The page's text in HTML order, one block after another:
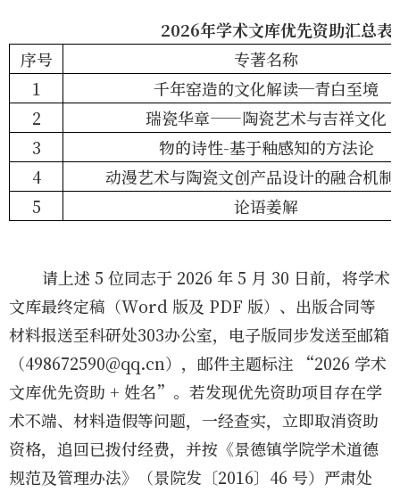
2026年学术文库优先资助汇总表
序号
专著名称
1
千年窑造的文化解读—青白至境
2
瑞瓷华章——陶瓷艺术与吉祥文化
3
物的诗性-基于釉感知的方法论
4
动漫艺术与陶瓷文创产品设计的融合机制
5
论语姜解
请上述5 位同志于 2026 年5 月 30 日前，将学术
文库最终定稿（Word 版及 PDF 版）、出版合同等
材料报送至科研处303办公室，电子版同步发送至邮箱
（498672590@qq.cn），邮件主题标注 “2026 学术
文库优先资助 + 姓名”。若发现优先资助项目存在学
术不端、材料造假等问题，一经查实，立即取消资助
资格，追回已拨付经费，并按《景德镇学院学术道德
规范及管理办法》（景院发〔2016〕 46 号）严肃处